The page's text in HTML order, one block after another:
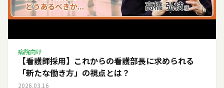
病院向け
【看護師採用】これからの看護部長に求められる
「新たな働き方」の視点とは？
2026.03.16